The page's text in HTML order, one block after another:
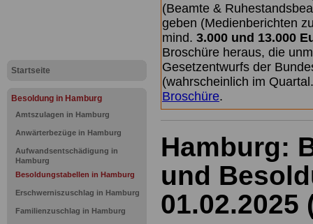
Startseite
Besoldung in Hamburg
Amtszulagen in Hamburg
Anwärterbezüge in Hamburg
Aufwandsentschädigung in
Hamburg
Besoldungstabellen in Hamburg
Erschwerniszuschlag in Hamburg
Familienzuschlag in Hamburg
(Beamte &
geben (Medienberichten
mind. 3.000 und 13.000
Broschüre heraus, die
Gesetzentwurfs der
(wahrscheinlich im
Broschüre.
Hamburg:
und
01.02.2025